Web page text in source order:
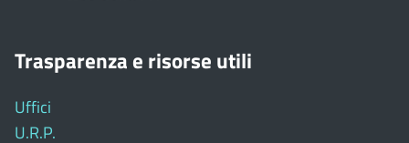
Trasparenza e risorse utili
Uffici
U.R.P.